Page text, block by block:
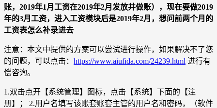
账，2019年1月工资在2019年2月发放并做账），现在要做2019
年的3月工资，进入工资模块后是2019年2月，想问前两个月的
工资表怎么补录进去
注意：本文中提供的方案可以尝试进行操作，如果解决不了您
的问题，可以点击： https://www.aiufida.com/24239.html 进行有
偿咨询。
1.双击点开【系统管理】图标，点击【系统】下面的【注
册】； 2.用户名填写该账套账套主管的用户名和密码，（软件